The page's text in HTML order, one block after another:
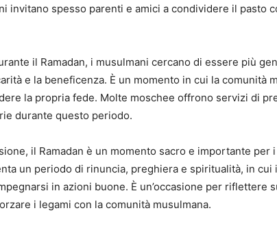
invitano spesso parenti e amici a condividere il pasto
il Ramadan, i musulmani cercano di essere più
e la beneficenza. È un momento in cui la comunità
la propria fede. Molte moschee offrono servizi di
durante questo periodo.
il Ramadan è un momento sacro e importante per
un periodo di rinuncia, preghiera e spiritualità, in
in azioni buone. È un’occasione per riflettere
i legami con la comunità musulmana.